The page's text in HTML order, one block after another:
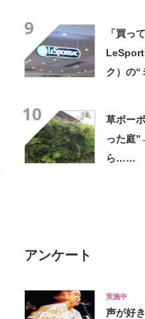
9
「買っ
ク）の“
10
草ボー
った庭
ら……
アンケート
実施中
声が好